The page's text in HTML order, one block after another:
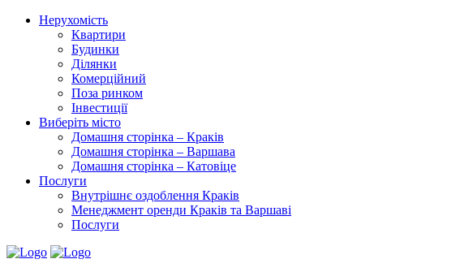
Нерухомість
Квартири
Будинки
Ділянки
Комерційний
Поза ринком
Інвестиції
Виберіть місто
Домашня сторінка – Краків
Домашня сторінка – Варшава
Домашня сторінка – Катовіце
Послуги
Внутрішнє оздоблення Краків
Менеджмент оренди Краків та Варшаві
Послуги